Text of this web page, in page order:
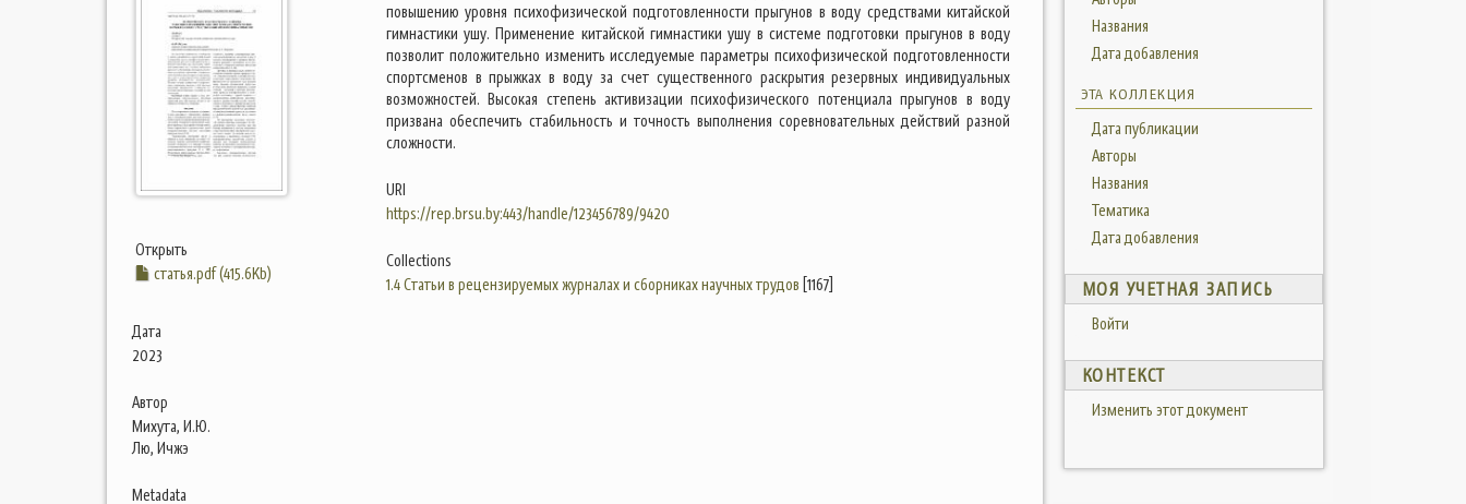
Открыть
статья.pdf (415.6Kb)
Дата
2023
Автор
Михута, И.Ю.
Лю, Ичжэ
Metadata
повышению уровня психофизической подготовленности прыгунов в воду средствами китайской
гимнастики ушу. Применение китайской гимнастики ушу в системе подготовки прыгунов в воду
позволит положительно изменить исследуемые параметры психофизической подготовленности
спортсменов в прыжках в воду за счет существенного раскрытия резервных индивидуальных
возможностей. Высокая степень активизации психофизического потенциала прыгунов в воду
призвана обеспечить стабильность и точность выполнения соревновательных действий разной
сложности.
URI
https://rep.brsu.by:443/handle/123456789/9420
Collections
1.4 Статьи в рецензируемых журналах и сборниках научных трудов [1167]
Названия
Дата добавления
ЭТА КОЛЛЕКЦИЯ
Дата публикации
Авторы
Названия
Тематика
Дата добавления
МОЯ УЧЕТНАЯ ЗАПИСЬ
Войти
КОНТЕКСТ
Изменить этот документ